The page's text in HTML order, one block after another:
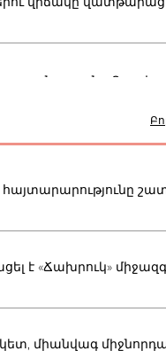
է «Ճախրուկ»
միանվագ
Բաքվում.
Մանուկյանը